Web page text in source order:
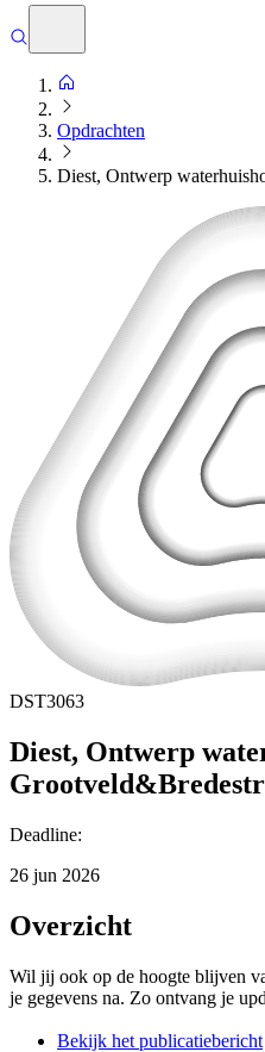
Opdrachten
Diest, Ontwerp
DST3063
Diest, Ontwerp
Deadline:
26 jun 2026
Overzicht
Wil jij ook op de hoogte blijven
je gegevens na. Zo ontvang je
Bekijk het publicatiebericht